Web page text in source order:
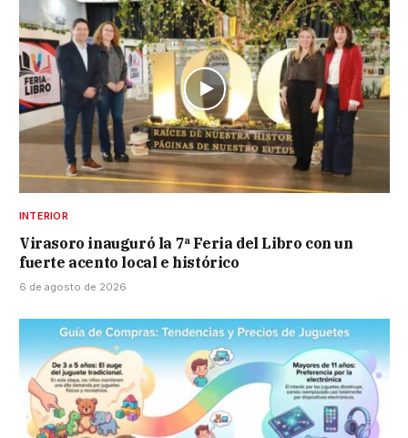
INTERIOR
Virasoro inauguró la 7ª Feria del Libro con un
fuerte acento local e histórico
6 de agosto de 2026